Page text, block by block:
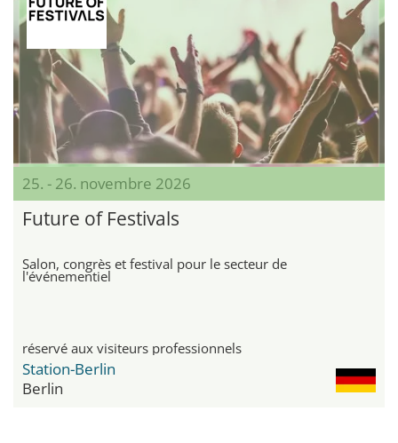
25. - 26. novembre 2026
Future of Festivals
Salon, congrès et festival pour le secteur de
l'événementiel
réservé aux visiteurs professionnels
Station-Berlin
Berlin